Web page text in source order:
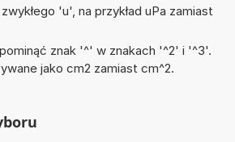
'u', na przykład uPa zamiast
znak '^' w znakach '^2' i '^3'.
jako cm2 zamiast cm^2.